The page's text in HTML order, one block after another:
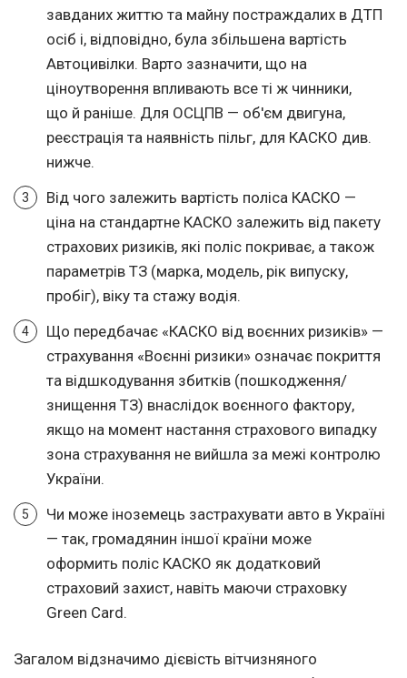
завданих життю та майну постраждалих в ДТП
осіб і, відповідно, була збільшена вартість
Автоцивілки. Варто зазначити, що на
ціноутворення впливають все ті ж чинники,
що й раніше. Для ОСЦПВ — об'єм двигуна,
реєстрація та наявність пільг, для КАСКО див.
нижче.
Від чого залежить вартість поліса КАСКО —
ціна на стандартне КАСКО залежить від пакету
страхових ризиків, які поліс покриває, а також
параметрів ТЗ (марка, модель, рік випуску,
пробіг), віку та стажу водія.
Що передбачає «КАСКО від воєнних ризиків» —
страхування «Воєнні ризики» означає покриття
та відшкодування збитків (пошкодження/
знищення ТЗ) внаслідок воєнного фактору,
якщо на момент настання страхового випадку
зона страхування не вийшла за межі контролю
України.
Чи може іноземець застрахувати авто в Україні
— так, громадянин іншої країни може
оформить поліс КАСКО як додатковий
страховий захист, навіть маючи страховку
Green Card.
Загалом відзначимо дієвість вітчизняного